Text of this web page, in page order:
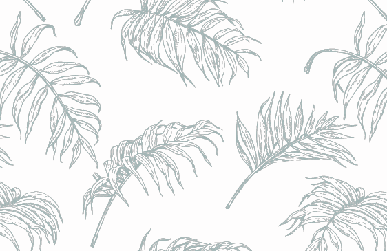
BRULO (UK) - King For A Day NEIPA - (Sans Alcool) - 0,5% - Canette 33cl
BRULO (UK) - King For A Day NEIPA - (Sans Alcool) - 0,5% - Canette 33cl
Achat immédiat